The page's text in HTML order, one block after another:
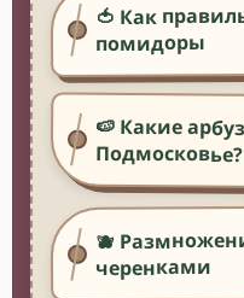
🍅 Как
помидоры
🍉 Какие
Подмосковье?
🫐
черенками